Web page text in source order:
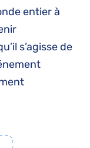
entier à
s’agisse de